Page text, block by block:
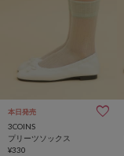
本日発売
3COINS
プリーツソックス
¥330